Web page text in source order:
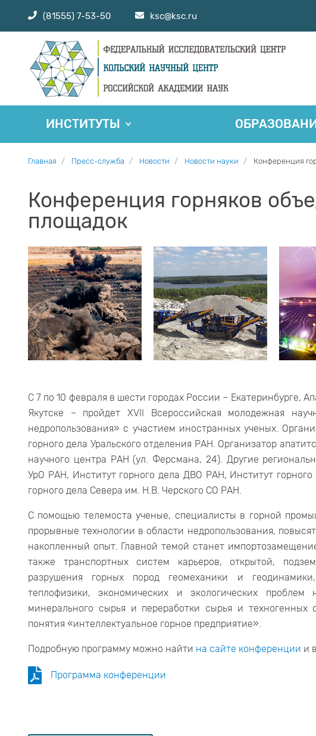
(81555) 7-53-50 ksc@ksc.ru
ИНСТИТУТЫ
Главная Пресс-служба Новости Новости науки Конференция
Конференция горняков
площадок
С 7 по 10 февраля в шести городах России – Екатеринбурге,
Якутске – пройдет XVII Всероссийская молодежная
недропользования» с участием иностранных ученых.
горного дела Уральского отделения РАН. Организатор
научного центра РАН (ул. Ферсмана, 24). Другие
УрО РАН, Институт горного дела ДВО РАН, Институт
горного дела Севера им. Н.В. Черского СО РАН.
С помощью телемоста ученые, специалисты в горной
прорывные технологии в области недропользования,
накопленный опыт. Главной темой станет
также транспортных систем карьеров, открытой,
разрушения горных пород геомеханики и
теплофизики, экономических и экологических проблем
минерального сырья и переработки сырья и техногенных
понятия «интеллектуальное горное предприятие».
Подробную программу можно найти на сайте конференции и в
Программа конференции